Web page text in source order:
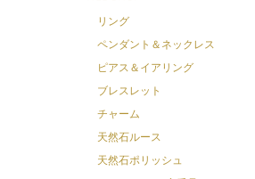
リング
ペンダント＆ネックレス
ピアス＆イアリング
ブレスレット
チャーム
天然石ルース
天然石ポリッシュ